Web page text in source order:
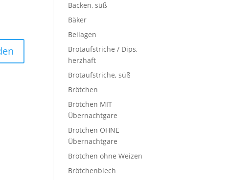
Backen, süß
Bäker
Beilagen
Brotaufstriche / Dips,
herzhaft
Brotaufstriche, süß
Brötchen
Brötchen MIT
Übernachtgare
Brötchen OHNE
Übernachtgare
Brötchen ohne Weizen
Brötchenblech